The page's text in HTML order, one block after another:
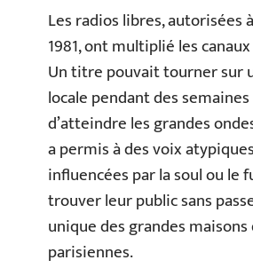
Les radios libres, autorisées
1981, ont multiplié les
Un titre pouvait tourner sur
locale pendant des
d’atteindre les grandes
a permis à des voix
influencées par la soul ou le
trouver leur public sans
unique des grandes
parisiennes.